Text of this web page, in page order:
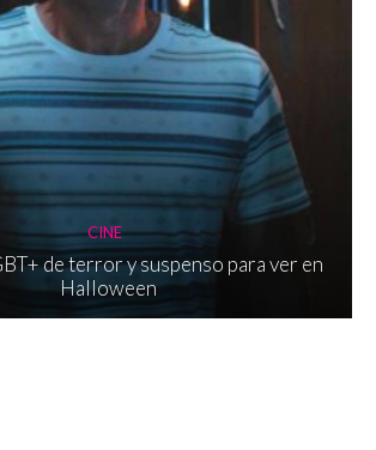
CINE
de terror y suspenso para ver en
Halloween